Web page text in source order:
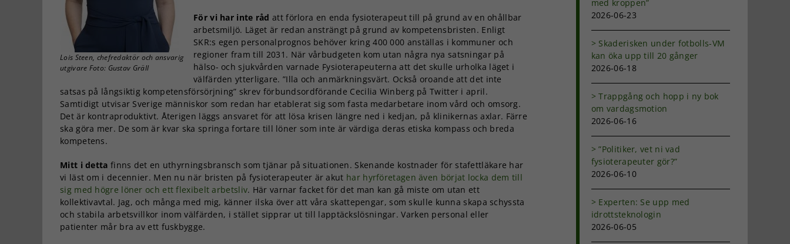
Lois Steen, chefredaktör och ansvarig
utgivare Foto: Gustav Gräll
För vi har inte råd att förlora en enda fysioterapeut till på grund av en ohållbar
arbetsmiljö. Läget är redan ansträngt på grund av kompetensbristen. Enligt
SKR:s egen personalprognos behöver kring 400 000 anställas i kommuner och
regioner fram till 2031. När vårbudgeten kom utan några nya satsningar på
hälso- och sjukvården varnade Fysioterapeuterna att det skulle urholka läget i
välfärden ytterligare. ”Illa och anmärkningsvärt. Också oroande att det inte
satsas på långsiktig kompetensförsörjning” skrev förbundsordförande Cecilia Winberg på Twitter i april.
Samtidigt utvisar Sverige människor som redan har etablerat sig som fasta medarbetare inom vård och omsorg.
Det är kontraproduktivt. Återigen läggs ansvaret för att lösa krisen längre ned i kedjan, på klinikernas axlar. Färre
ska göra mer. De som är kvar ska springa fortare till löner som inte är värdiga deras etiska kompass och breda
kompetens.
Mitt i detta finns det en uthyrningsbransch som tjänar på situationen. Skenande kostnader för stafettläkare har
vi läst om i decennier. Men nu när bristen på fysioterapeuter är akut har hyrföretagen även börjat locka dem till
sig med högre löner och ett flexibelt arbetsliv. Här varnar facket för det man kan gå miste om utan ett
kollektivavtal. Jag, och många med mig, känner ilska över att våra skattepengar, som skulle kunna skapa schyssta
och stabila arbetsvillkor inom välfärden, i stället sipprar ut till lapptäckslösningar. Varken personal eller
patienter mår bra av ett fuskbygge.
med kroppen”
2026-06-23
Skaderisken under fotbolls-VM
kan öka upp till 20 gånger
2026-06-18
Trappgång och hopp i ny bok
om vardagsmotion
2026-06-16
”Politiker, vet ni vad
fysioterapeuter gör?”
2026-06-10
Experten: Se upp med
idrottsteknologin
2026-06-05